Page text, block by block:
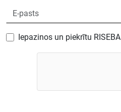
Iepazinos un piekrītu RISEBA